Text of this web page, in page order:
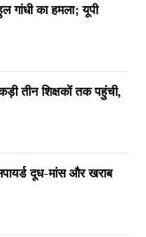
गांधी का हमला; यूपी
तीन शिक्षकों तक पहुंची,
दूध-मांस और खराब